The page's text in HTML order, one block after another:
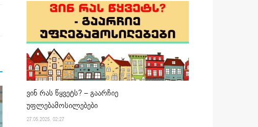
ვინ რას წყვეტს? – გაარჩიე
უფლებამოსილებები
27.05.2025. 02:27